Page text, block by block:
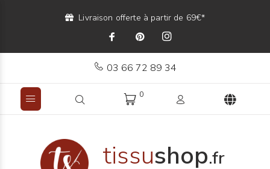
Livraison offerte à partir de 69€*
03 66 72 89 34
0
tissushop.fr